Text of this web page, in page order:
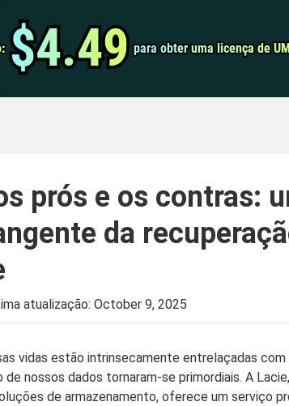
$4.49
$4.49 para obter uma licença de
para obter uma licença de
prós e os contras:
da
atualização: October 9, 2025
vidas estão intrinsecamente entrelaçadas
nossos dados tornaram-se primordiais. A
de armazenamento, oferece um serviço